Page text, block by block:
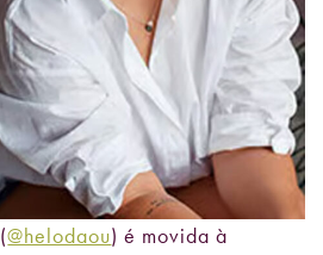
(@helodaou) é movida à